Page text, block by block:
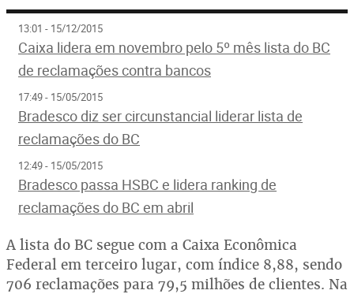
13:01 - 15/12/2015
Caixa lidera em novembro pelo 5º mês lista do BC
de reclamações contra bancos
17:49 - 15/05/2015
Bradesco diz ser circunstancial liderar lista de
reclamações do BC
12:49 - 15/05/2015
Bradesco passa HSBC e lidera ranking de
reclamações do BC em abril
A lista do BC segue com a Caixa Econômica
Federal em terceiro lugar, com índice 8,88, sendo
706 reclamações para 79,5 milhões de clientes. Na